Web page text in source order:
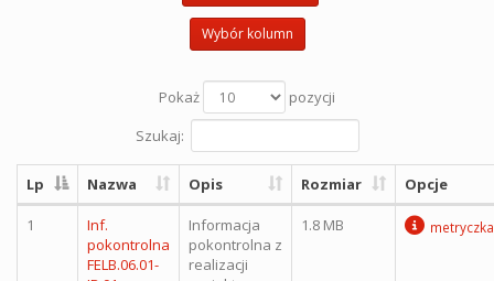
Wybór kolumn
Pokaż
pozycji
Szukaj:
Lp Nazwa Opis Rozmiar Opcje
1
Inf.
pokontrolna
FELB.06.01-
Informacja
pokontrolna z
realizacji
1.8 MB metryczka